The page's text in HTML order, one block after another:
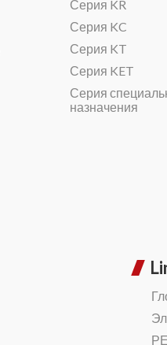
Серия KR
Серия KC
Серия KT
Серия KET
Серия
назначения